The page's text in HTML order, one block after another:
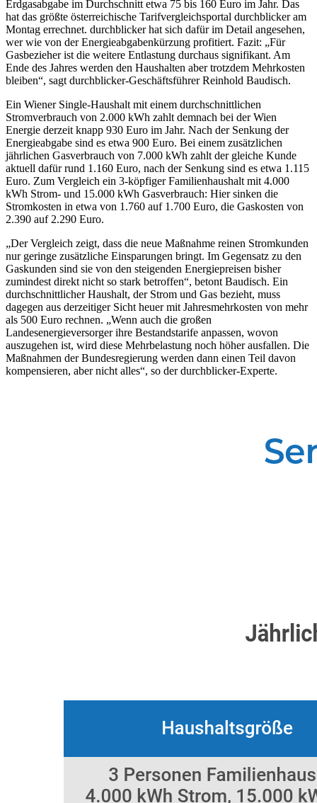
Erdgasabgabe im Durchschnitt etwa 75 bis 160 Euro im Jahr. Das
hat das größte österreichische Tarifvergleichsportal durchblicker am
Montag errechnet. durchblicker hat sich dafür im Detail angesehen,
wer wie von der Energieabgabenkürzung profitiert. Fazit: „Für
Gasbezieher ist die weitere Entlastung durchaus signifikant. Am
Ende des Jahres werden den Haushalten aber trotzdem Mehrkosten
bleiben“, sagt durchblicker-Geschäftsführer Reinhold Baudisch.
Ein Wiener Single-Haushalt mit einem durchschnittlichen
Stromverbrauch von 2.000 kWh zahlt demnach bei der Wien
Energie derzeit knapp 930 Euro im Jahr. Nach der Senkung der
Energieabgabe sind es etwa 900 Euro. Bei einem zusätzlichen
jährlichen Gasverbrauch von 7.000 kWh zahlt der gleiche Kunde
aktuell dafür rund 1.160 Euro, nach der Senkung sind es etwa 1.115
Euro. Zum Vergleich ein 3-köpfiger Familienhaushalt mit 4.000
kWh Strom- und 15.000 kWh Gasverbrauch: Hier sinken die
Stromkosten in etwa von 1.760 auf 1.700 Euro, die Gaskosten von
2.390 auf 2.290 Euro.
„Der Vergleich zeigt, dass die neue Maßnahme reinen Stromkunden
nur geringe zusätzliche Einsparungen bringt. Im Gegensatz zu den
Gaskunden sind sie von den steigenden Energiepreisen bisher
zumindest direkt nicht so stark betroffen“, betont Baudisch. Ein
durchschnittlicher Haushalt, der Strom und Gas bezieht, muss
dagegen aus derzeitiger Sicht heuer mit Jahresmehrkosten von mehr
als 500 Euro rechnen. „Wenn auch die großen
Landesenergieversorger ihre Bestandstarife anpassen, wovon
auszugehen ist, wird diese Mehrbelastung noch höher ausfallen. Die
Maßnahmen der Bundesregierung werden dann einen Teil davon
kompensieren, aber nicht alles“, so der durchblicker-Experte.